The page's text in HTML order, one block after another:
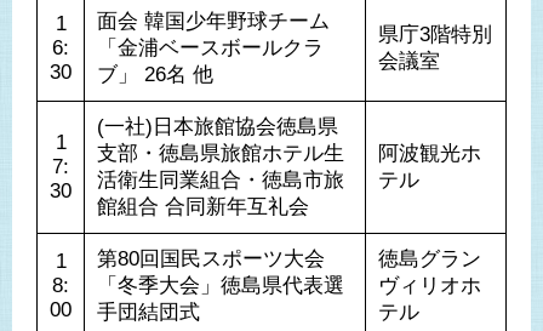
1
6:
30
面会 韓国少年野球チーム
「金浦ベースボールクラ
ブ」 26名 他
県庁3階特別
会議室
1
7:
30
(一社)日本旅館協会徳島県
支部・徳島県旅館ホテル生
活衛生同業組合・徳島市旅
館組合 合同新年互礼会
阿波観光ホ
テル
1
8:
00
第80回国民スポーツ大会
「冬季大会」徳島県代表選
手団結団式
徳島グラン
ヴィリオホ
テル